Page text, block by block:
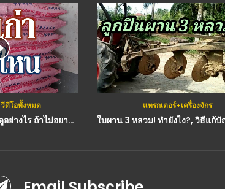
วีดีโอทั้งหมด
(คลิป) เลือกซื้อปุ๋ยเคมีดูอย่างไร ถ้าไม่อยากเจอปู่ยปลอม ปุ๋ยเก่า : วีดีโอ เกษตร
แทรกเตอร์+เครื่องจักร